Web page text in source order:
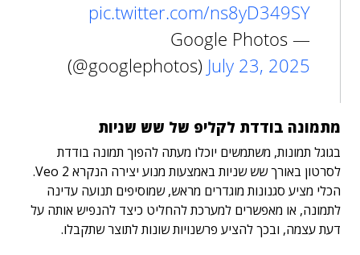
pic.twitter.com/ns8yD349SY
— Google Photos
(@googlephotos) July 23, 2025
מתמונה בודדת לקליפ של שש שניות
בגוגל תמונות, משתמשים יוכלו מעתה להפוך תמונה בודדת
לסרטון באורך שש שניות באמצעות מנוע יצירה הנקרא Veo 2.
הכלי מציע סגנונות מוגדרים מראש, שמוסיפים תנועה עדינה
לתמונה, או מאפשרים למערכת להחליט כיצד להנפיש אותה על
דעת עצמה, ובכך להציע פרשנויות שונות לתוצר שתקבלו.